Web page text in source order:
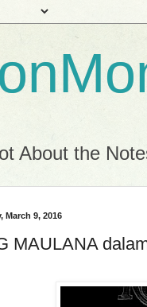
About the
March 9, 2016
MAULANA